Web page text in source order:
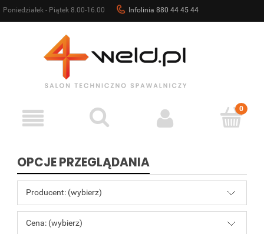
Poniedziałek - Piątek 8.00-16.00 Infolinia 880 44 45 44
OPCJE PRZEGLĄDANIA
Producent: (wybierz)
Cena: (wybierz)